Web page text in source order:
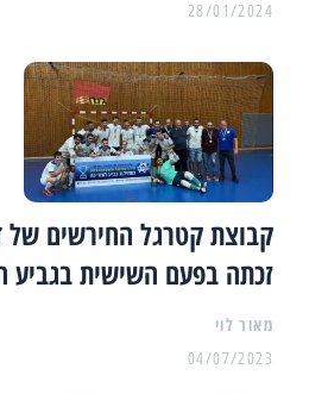
28/01/2024
קבוצת קטרגל החירשים של
זכתה בפעם השישית בגביע
מאור לוי
04/07/2023